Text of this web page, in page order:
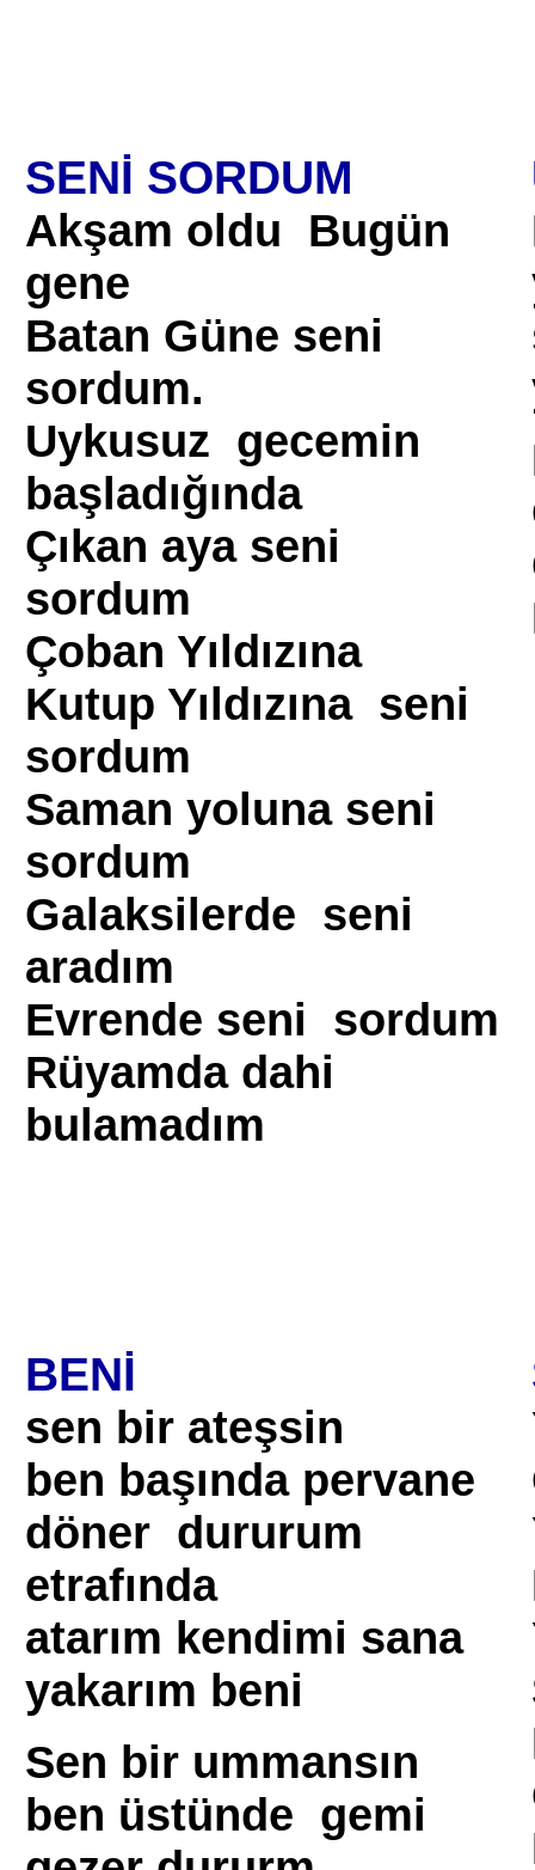
SENİ SORDUM
Akşam oldu Bugün
gene
Batan Güne seni
sordum.
Uykusuz gecemin
başladığında
Çıkan aya seni
sordum
Çoban Yıldızına
Kutup Yıldızına seni
sordum
Saman yoluna seni
sordum
Galaksilerde seni
aradım
Evrende seni sordum
Rüyamda dahi
bulamadım
BENİ
sen bir ateşsin
ben başında pervane
döner dururum
etrafında
atarım kendimi sana
yakarım beni
Sen bir ummansın
ben üstünde gemi